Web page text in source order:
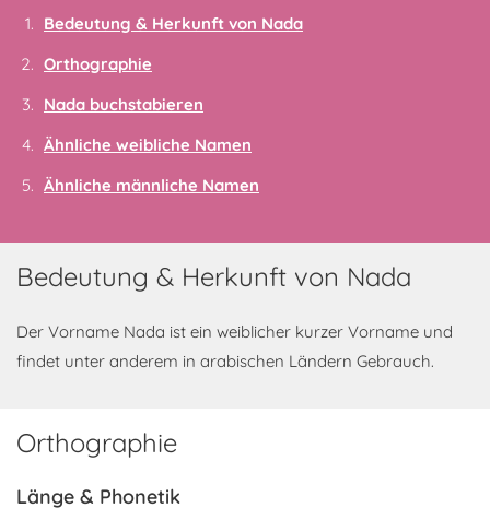
Bedeutung & Herkunft von Nada
Orthographie
Nada buchstabieren
Ähnliche weibliche Namen
Ähnliche männliche Namen
Bedeutung & Herkunft von Nada
Der Vorname Nada ist ein weiblicher kurzer Vorname und
findet unter anderem in arabischen Ländern Gebrauch.
Orthographie
Länge & Phonetik